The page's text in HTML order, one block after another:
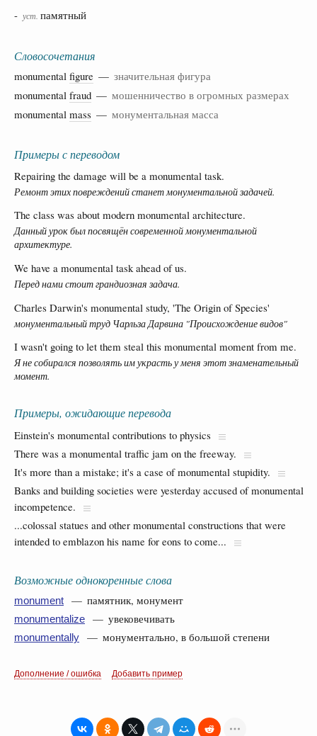
- уст. памятный
Словосочетания
monumental figure — значительная фигура
monumental fraud — мошенничество в огромных размерах
monumental mass — монументальная масса
Примеры с переводом
Repairing the damage will be a monumental task.
Ремонт этих повреждений станет монументальной задачей.
The class was about modern monumental architecture.
Данный урок был посвящён современной монументальной
архитектуре.
We have a monumental task ahead of us.
Перед нами стоит грандиозная задача.
Charles Darwin's monumental study, 'The Origin of Species'
монументальный труд Чарльза Дарвина "Происхождение видов"
I wasn't going to let them steal this monumental moment from me.
Я не собирался позволять им украсть у меня этот знаменательный
момент.
Примеры, ожидающие перевода
Einstein's monumental contributions to physics
There was a monumental traffic jam on the freeway.
It's more than a mistake; it's a case of monumental stupidity.
Banks and building societies were yesterday accused of monumental
incompetence.
...colossal statues and other monumental constructions that were
intended to emblazon his name for eons to come...
Возможные однокоренные слова
monument — памятник, монумент
monumentalize — увековечивать
monumentally — монументально, в большой степени
Дополнение / ошибка Добавить пример